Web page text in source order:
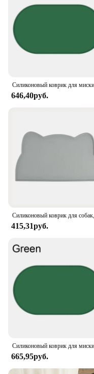
646,40руб.
415,31руб.
665,95руб.